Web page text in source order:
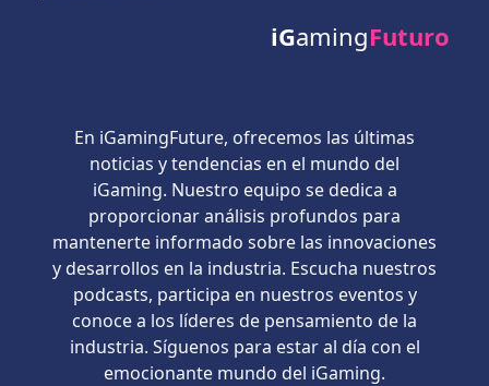
iGamingFuturo
En iGamingFuture, ofrecemos las últimas
noticias y tendencias en el mundo del
iGaming. Nuestro equipo se dedica a
proporcionar análisis profundos para
mantenerte informado sobre las innovaciones
y desarrollos en la industria. Escucha nuestros
podcasts, participa en nuestros eventos y
conoce a los líderes de pensamiento de la
industria. Síguenos para estar al día con el
emocionante mundo del iGaming.